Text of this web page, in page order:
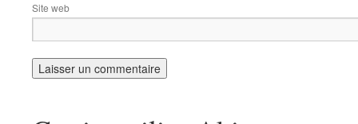
Site web